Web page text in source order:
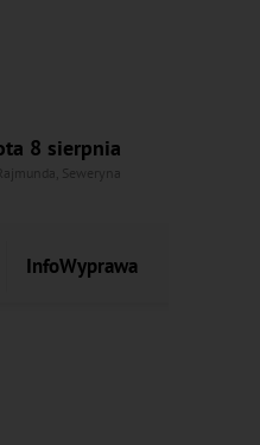
8 sierpnia
Seweryna
InfoWyprawa